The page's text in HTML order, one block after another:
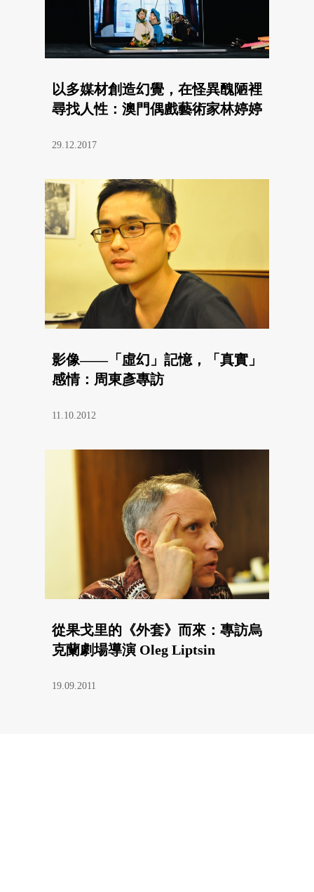
以多媒材創造幻覺，在怪異醜陋裡
尋找人性：澳門偶戲藝術家林婷婷
29.12.2017
影像——「虛幻」記憶，「真實」
感情：周東彥專訪
11.10.2012
從果戈里的《外套》而來：專訪烏
克蘭劇場導演 Oleg Liptsin
19.09.2011